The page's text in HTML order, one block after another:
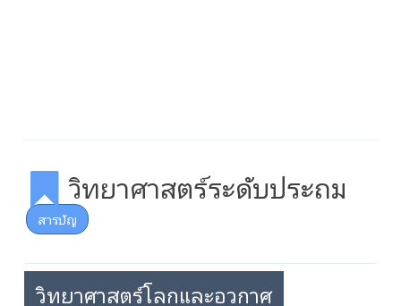
วิทยาศาสตร์ระดับประถม
สารบัญ
วิทยาศาสตร์โลกและอวกาศ